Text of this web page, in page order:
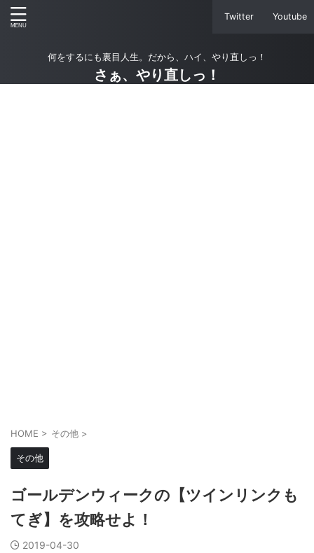
Twitter Youtube
何をするにも裏目人生。だから、ハイ、やり直しっ！
さぁ、やり直しっ！
HOME > その他 >
その他
ゴールデンウィークの【ツインリンクも
てぎ】を攻略せよ！
2019-04-30